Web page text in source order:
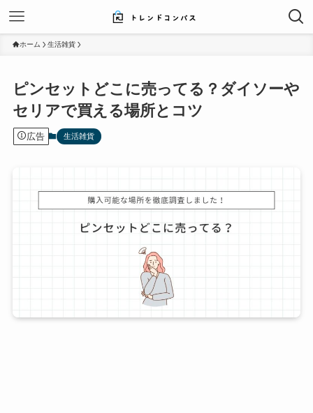
ホーム 生活雑貨
ピンセットどこに売ってる？ダイソーや
セリアで買える場所とコツ
広告 生活雑貨